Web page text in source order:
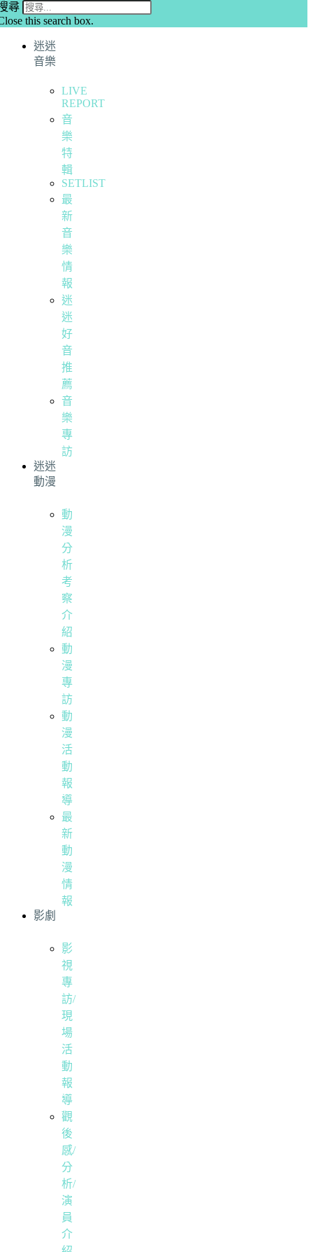
尋
this search box.
迷迷
音樂
LIVE
REPORT
音
樂
特
輯
SETLIST
最
新
音
樂
情
報
迷
迷
好
音
推
薦
音
樂
專
訪
迷迷
動漫
動
漫
分
析
考
察
介
紹
動
漫
專
訪
動
漫
活
動
報
導
最
新
動
漫
情
報
影劇
影
視
專
訪/
現
場
活
動
報
導
觀
後
感/
分
析/
演
員
介